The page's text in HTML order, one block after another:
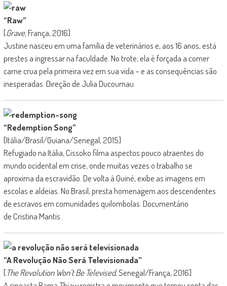
“Raw”
[Grave, França, 2016]
Justine nasceu em uma família de veterinários e, aos 16 anos, está
prestes a ingressar na faculdade. No trote, ela é forçada a comer
carne crua pela primeira vez em sua vida – e as consequências são
inesperadas. Direção de Julia Ducournau.
“Redemption Song”
[Itália/Brasil/Guiana/Senegal, 2015]
Refugiado na Itália, Cissoko filma aspectos pouco atraentes do
mundo ocidental em crise, onde muitas vezes o trabalho se
aproxima da escravidão. De volta à Guiné, exibe as imagens em
escolas e aldeias. No Brasil, presta homenagem aos descendentes
de escravos em comunidades quilombolas. Documentário
de Cristina Mantis.
“A Revolução Não Será Televisionada”
[The Revolution Won’t Be Televised, Senegal/França, 2016]